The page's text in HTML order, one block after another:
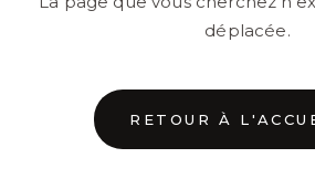
déplacée.
RETOUR À